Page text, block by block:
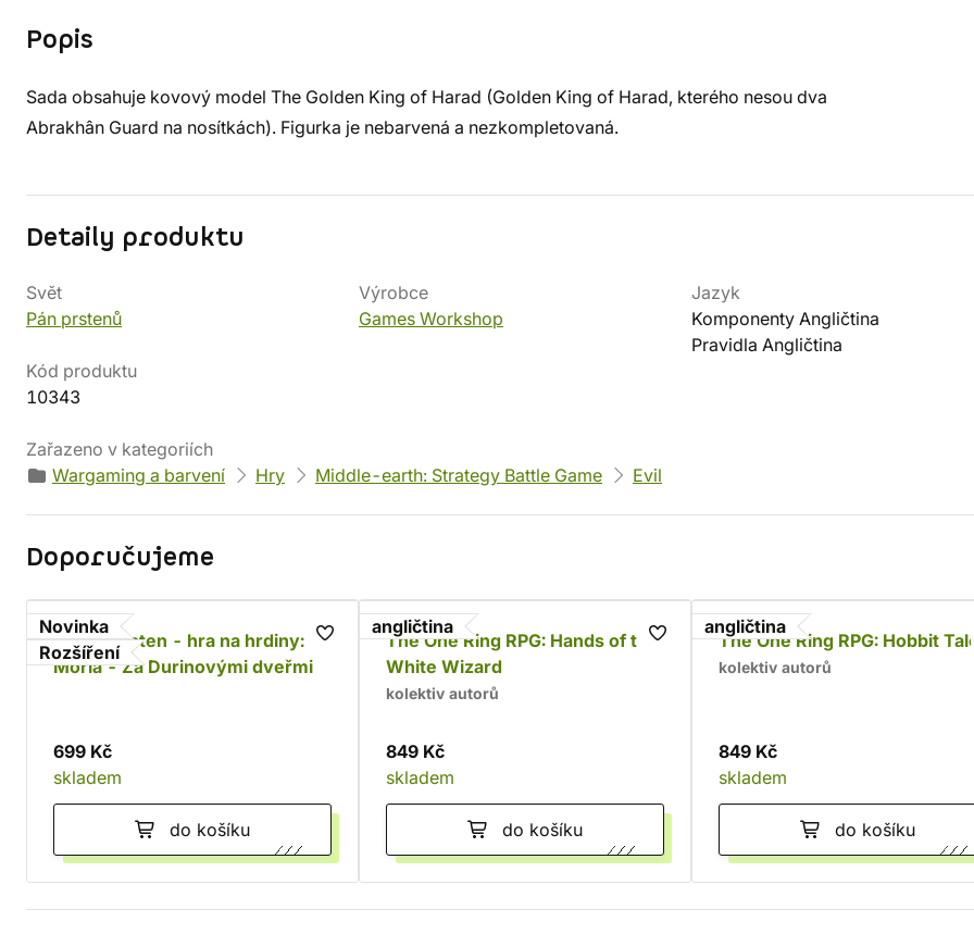
Popis
Sada obsahuje kovový model The Golden King of Harad (Golden King of Harad, kterého nesou dva
Abrakhân Guard na nosítkách). Figurka je nebarvená a nezkompletovaná.
Detaily produktu
Svět
Pán prstenů
Výrobce
Games Workshop
Jazyk
Komponenty Angličtina
Pravidla Angličtina
Kód produktu
10343
Zařazeno v kategoriích
Wargaming a barvení
Hry Middle-earth: Strategy Battle Game Evil
Doporučujeme
Novinka
Rozšíření
Jeden prsten - hra na hrdiny:
Moria - Za Durinovými dveřmi
699 Kč
skladem
do košíku
angličtina
The One Ring RPG: Hands of the
White Wizard
kolektiv autorů
849 Kč
skladem
do košíku
angličtina
The One Ring RPG: Hobbit
kolektiv autorů
849 Kč
skladem
do košíku